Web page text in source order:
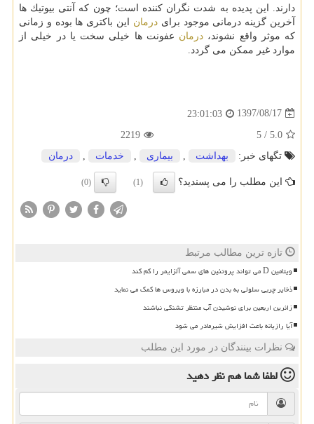
دارند. این پدیده به شدت نگران كننده است؛ چون كه آنتی بیوتیك ها
آخرین گزینه درمانی موجود برایدرمان این باكتری ها بوده و زمانی
كه موثر واقع نشوند، درمان عفونت ها خیلی سخت یا در خیلی از
موارد غیر ممكن می گردد.
1397/08/17
23:01:03
5.0
/
5
2219
تگهای خبر:
بهداشت بیماری خدمات درمان
این مطلب را می پسندید؟ (1)
(0)
تازه ترین مطالب مرتبط
ویتامین D می تواند پروتئین های سمی آلزایمر را کم کند
ذخایر چربی سلولی به بدن در مبارزه با ویروس ها کمک می نماید
زائرین اربعین برای نوشیدن آب منتظر تشنگی نباشند
آیا رازیانه باعث افزایش شیرمادر می شود
نظرات بینندگان در مورد این مطلب
لطفا شما همنظر دهید